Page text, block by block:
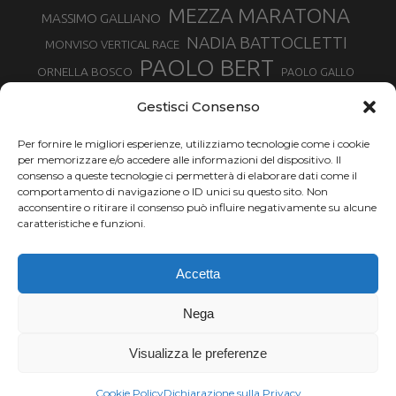
Gestisci Consenso
Per fornire le migliori esperienze, utilizziamo tecnologie come i cookie
per memorizzare e/o accedere alle informazioni del dispositivo. Il
consenso a queste tecnologie ci permetterà di elaborare dati come il
comportamento di navigazione o ID unici su questo sito. Non
acconsentire o ritirare il consenso può influire negativamente su alcune
caratteristiche e funzioni.
Accetta
Nega
Visualizza le preferenze
Cookie PolicyDichiarazione sulla Privacy
MASSIMO GALLIANO MEZZA MARATONA
MONVISO VERTICAL RACE NADIA BATTOCLETTI
ORNELLA BOSCO PAOLO BERT PAOLO GALLO
SILVIA SERAFINI SONIA GLAREY TAVAGNASCO TOR DES GEANTS
TOUR MONVISO TRAIL TRAIL MONTE CASTO TROFEO KIMA
TURIN MARATHON URBAN ZEMMER VAL DI FASSA RUNNING
VALENTINA BELOTTI
VENICE MARATHON
XAVIER CHEVRIER
YEMAN CRIPPA
Chi siamo | Termini d'uso | Privacy |